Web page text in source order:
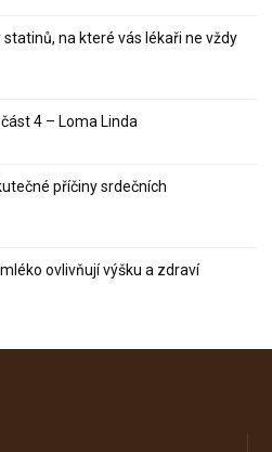
statinů, na které vás lékaři ne vždy
4 – Loma Linda
příčiny srdečních
ovlivňují výšku a zdraví